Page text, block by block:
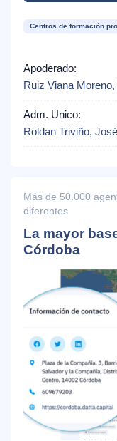
Centros de formación
Apoderado:
Ruiz Viana
Adm. Unico:
Roldan Triviño,
Más de 50.000
diferentes
La mayor
Córdoba